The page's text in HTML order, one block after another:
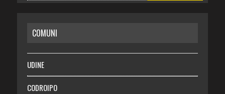
RISPARMIO
SALUTE
Necrologie
COMUNI
UDINE
CODROIPO